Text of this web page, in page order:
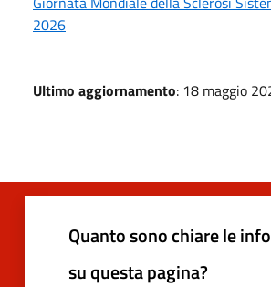
2026
Ultimo aggiornamento: 18 maggio
Quanto sono chiare le
su questa pagina?